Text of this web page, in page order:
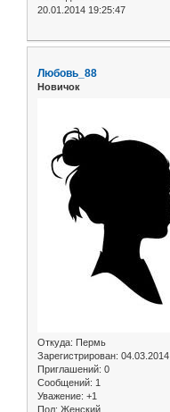
20.01.2014 19:25:47
Любовь_88
Новичок
Откуда: Пермь
Зарегистрирован: 04.03.2014
Приглашений: 0
Сообщений: 1
Уважение: +1
Пол: Женский